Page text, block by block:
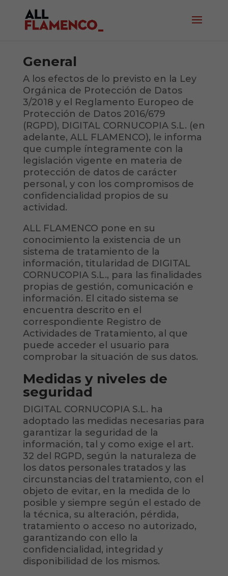
General
A los efectos de lo previsto en la Ley
Orgánica de Protección de Datos
3/2018 y el Reglamento Europeo de
Protección de Datos 2016/679
(RGPD), DIGITAL CORNUCOPIA S.L. (en
adelante, ALL FLAMENCO), le informa
que cumple íntegramente con la
legislación vigente en materia de
protección de datos de carácter
personal, y con los compromisos de
confidencialidad propios de su
actividad.
ALL FLAMENCO pone en su
conocimiento la existencia de un
sistema de tratamiento de la
información, titularidad de DIGITAL
CORNUCOPIA S.L., para las finalidades
propias de gestión, comunicación e
información. El citado sistema se
encuentra descrito en el
correspondiente Registro de
Actividades de Tratamiento, al que
puede acceder el usuario para
comprobar la situación de sus datos.
Medidas y niveles de
seguridad
DIGITAL CORNUCOPIA S.L. ha
adoptado las medidas necesarias para
garantizar la seguridad de la
información, tal y como exige el art.
32 del RGPD, según la naturaleza de
los datos personales tratados y las
circunstancias del tratamiento, con el
objeto de evitar, en la medida de lo
posible y siempre según el estado de
la técnica, su alteración, pérdida,
tratamiento o acceso no autorizado,
garantizando con ello la
confidencialidad, integridad y
disponibilidad de los mismos.